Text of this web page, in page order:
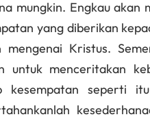
mungkin. Engkau akan
yang diberikan
Kristus.
untuk menceritakan
kesempatan seperti